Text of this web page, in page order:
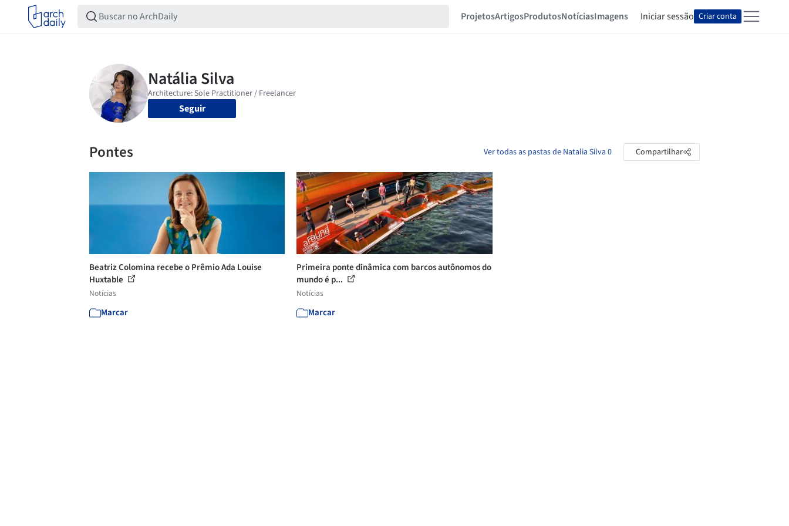
ProjetosArtigosProdutosNotíciasImagens Iniciar sessão Criar conta
Seguir
Pontes Ver todas as pastas de Natalia Silva 0 Compartilhar
Beatriz Colomina recebe o Prêmio Ada Louise
Huxtable
Notícias
Marcar
Primeira ponte dinâmica com barcos autônomos do
mundo é p...
Notícias
Marcar